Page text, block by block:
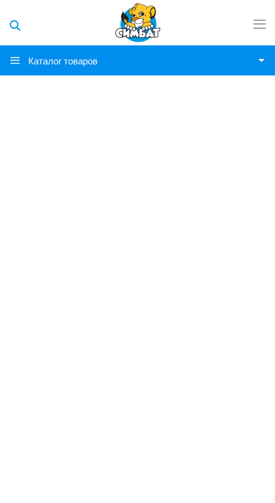
Каталог товаров